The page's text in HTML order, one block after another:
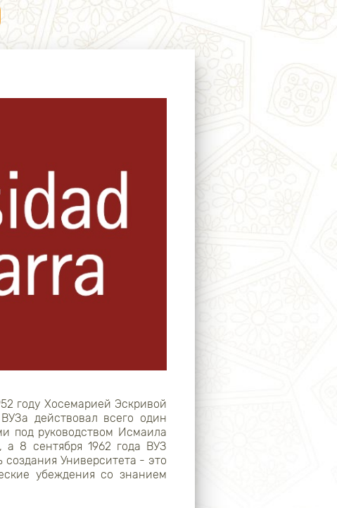
году Хосемарией Эскривой
действовал всего один
под руководством Исмаила
а 8 сентября 1962 года ВУЗ
Университета - это
убеждения со знанием